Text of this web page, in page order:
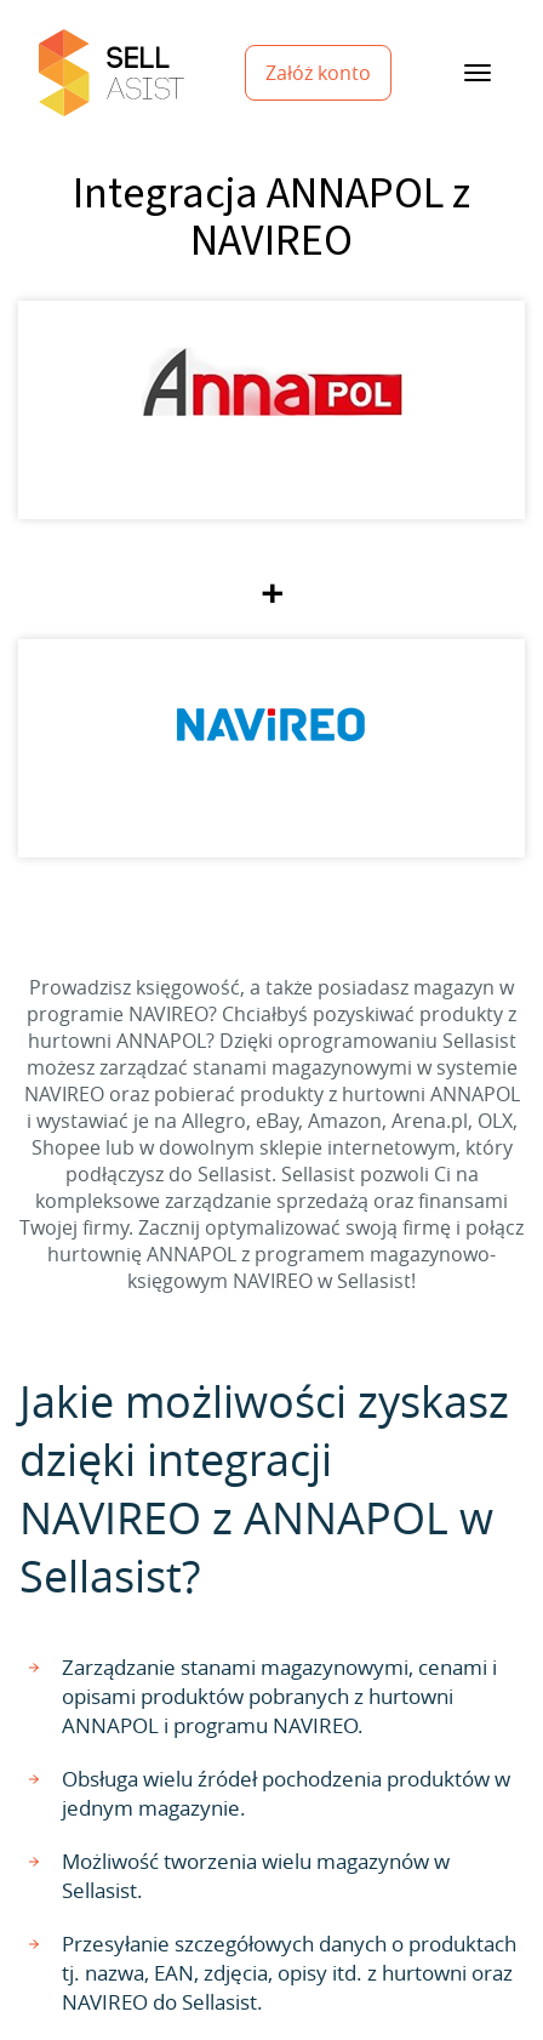
Załóż konto
Integracja ANNAPOL z
NAVIREO
+
Prowadzisz księgowość, a także posiadasz magazyn w
programie NAVIREO? Chciałbyś pozyskiwać produkty z
hurtowni ANNAPOL? Dzięki oprogramowaniu Sellasist
możesz zarządzać stanami magazynowymi w systemie
NAVIREO oraz pobierać produkty z hurtowni ANNAPOL
i wystawiać je na Allegro, eBay, Amazon, Arena.pl, OLX,
Shopee lub w dowolnym sklepie internetowym, który
podłączysz do Sellasist. Sellasist pozwoli Ci na
kompleksowe zarządzanie sprzedażą oraz finansami
Twojej firmy. Zacznij optymalizować swoją firmę i połącz
hurtownię ANNAPOL z programem magazynowo-
księgowym NAVIREO w Sellasist!
Jakie możliwości zyskasz
dzięki integracji
NAVIREO z ANNAPOL w
Sellasist?
Zarządzanie stanami magazynowymi, cenami i
opisami produktów pobranych z hurtowni
ANNAPOL i programu NAVIREO.
Obsługa wielu źródeł pochodzenia produktów w
jednym magazynie.
Możliwość tworzenia wielu magazynów w
Sellasist.
Przesyłanie szczegółowych danych o produktach
tj. nazwa, EAN, zdjęcia, opisy itd. z hurtowni oraz
NAVIREO do Sellasist.